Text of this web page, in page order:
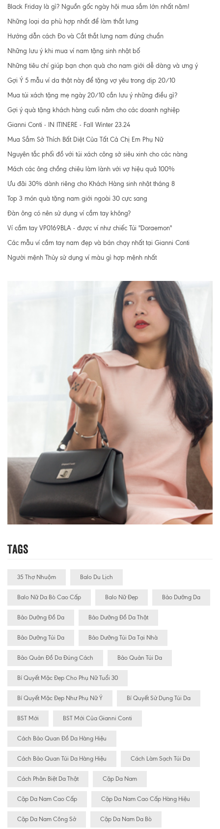
Black Friday là gì? Nguồn gốc ngày hội mua sắm lớn nhất năm!
Những loại da phù hợp nhất để làm thắt lưng
Hướng dẫn cách Đo và Cắt thắt lưng nam đúng chuẩn
Những lưu ý khi mua ví nam tặng sinh nhật bố
Những tiêu chí giúp bạn chọn quà cho nam giới dễ dàng và ưng ý
Gợi Ý 5 mẫu ví da thật này để tặng vợ yêu trong dịp 20/10
Mua túi xách tặng mẹ ngày 20/10 cần lưu ý những điều gì?
Gợi ý quà tặng khách hàng cuối năm cho các doanh nghiệp
Gianni Conti - IN ITINERE - Fall Winter 23.24
Mua Sắm Sở Thích Bất Diệt Của Tất Cả Chị Em Phụ Nữ
Nguyên tắc phối đồ với túi xách công sở siêu xinh cho các nàng
Mách các ông chồng chiêu làm lành với vợ hiệu quả 100%
Ưu đãi 30% dành riêng cho Khách Hàng sinh nhật tháng 8
Top 3 món quà tặng nam giới ngoài 30 cực sang
Đàn ông có nên sử dụng ví cầm tay không?
Ví cầm tay VP0169BLA - được ví như chiếc Túi "Doraemon"
Các mẫu ví cầm tay nam đẹp và bán chạy nhất tại Gianni Conti
Người mệnh Thủy sử dụng ví màu gì hợp mệnh nhất
Tags
35 Thợ Nhuộm Balo Du Lịch
Balo Nữ Da Bò Cao Cấp Balo Nữ Đẹp Bảo Dưỡng Da
Bảo Dưỡng Đồ Da Bảo Dưỡng Đồ Da Thật
Bảo Dưỡng Túi Da Bảo Dưỡng Túi Da Tại Nhà
Bảo Quản Đồ Da Đúng Cách Bảo Quản Túi Da
Bí Quyết Mặc Đẹp Cho Phụ Nữ Tuổi 30
Bí Quyết Mặc Đẹp Như Phụ Nữ Ý Bí Quyết Sử Dụng Túi Da
BST Mới BST Mới Của Gianni Conti
Cách Bảo Quan Đồ Da Hàng Hiệu
Cách Bảo Quan Túi Da Hàng Hiệu Cách Làm Sạch Túi Da
Cách Phân Biệt Da Thật Cặp Da Nam
Cặp Da Nam Cao Cấp Cặp Da Nam Cao Cấp Hàng Hiệu
Cặp Da Nam Công Sở Cặp Da Nam Da Bò